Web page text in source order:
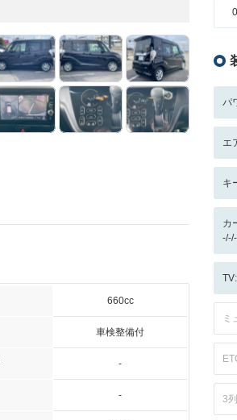
660cc
車検整備付
-
-
パ
エ
キ
カ
ミ
3